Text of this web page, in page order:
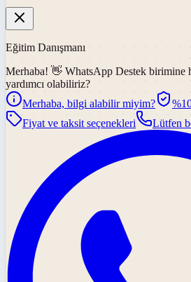
Eğitim Danışmanı
Merhaba! 👋 WhatsApp Destek birimine
yardımcı olabiliriz?
Merhaba, bilgi alabilir miyim?
Fiyat ve taksit seçenekleri
Lütfen